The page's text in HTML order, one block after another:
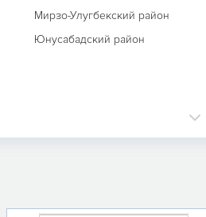
Мирзо-Улугбекский район
Юнусабадский район